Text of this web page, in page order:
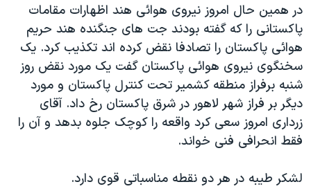
در همين حال امروز نيروی هوائی هند اظهارات مقامات
پاکستانی را که گفته بودند جت های جنگنده هند حريم
هوائی پاکستان را تصادفا نقض کرده اند تکذيب کرد. يک
سخنگوی نيروی هوائی پاکستان گفت يک مورد نقض روز
شنبه برفراز منطقه کشمير تحت کنترل پاکستان و مورد
ديگر بر فراز شهر لاهور در شرق پاکستان رخ داد. آقای
زرداری امروز سعی کرد واقعه را کوچک جلوه بدهد و آن را
فقط انحرافی فنی خواند.
لشکر طيبه در هر دو نقطه مناسباتی قوی دارد.